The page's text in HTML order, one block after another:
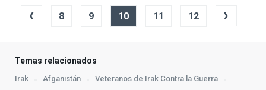
‹ 8 9 10 11 12 ›
Temas relacionados
Irak Afganistán
Veteranos de Irak Contra la Guerra